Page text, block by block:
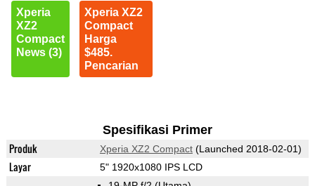
Xperia
XZ2
Compact
News (3)
Xperia XZ2
Compact
Harga
$485.
Pencarian
Spesifikasi Primer
Produk Xperia XZ2 Compact(Launched 2018-02-01)
Layar 5" 1920x1080 IPS LCD